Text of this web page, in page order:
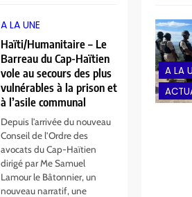
A LA UNE
Haïti/Humanitaire – Le
Barreau du Cap-Haïtien
vole au secours des plus
vulnérables à la prison et
à l’asile communal
Depuis l’arrivée du nouveau
Conseil de l’Ordre des
avocats du Cap-Haïtien
dirigé par Me Samuel
Lamour le Bâtonnier, un
nouveau narratif, une
A LA